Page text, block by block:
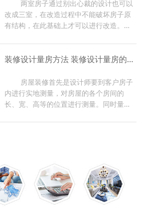
	两室房子通过别出心裁的设计也可以
改成三室，在改造过程中不能破坏房子原
有结构，在此基础上才可以进行改造。两
要比改造之前有进步。下面小编带大家了装修设计量房方法 装修设计量房的作用
	房屋装修首先是设计师要到客户房子
内进行实地测量，对房屋的各个房间的
长、宽、高等的位置进行测量。同时量房